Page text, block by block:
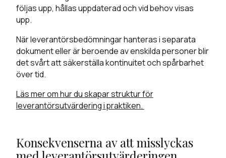
följas upp, hållas uppdaterad och vid behov visas
upp.
När leverantörsbedömningar hanteras i separata
dokument eller är beroende av enskilda personer blir
det svårt att säkerställa kontinuitet och spårbarhet
över tid.
Läs mer om hur du skapar struktur för
leverantörsutvärdering i praktiken.
Konsekvenserna av att misslyckas